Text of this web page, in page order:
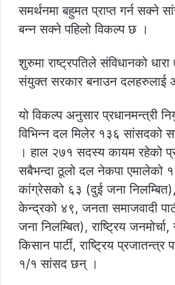
समर्थनमा बहुमत प्राप्त गर्न सक्ने
बन्न सक्ने पहिलो विकल्प छ ।
शुरुमा राष्ट्रपतिले संविधानको
संयुक्त सरकार बनाउन दलहरुलाई
यो विकल्प अनुसार प्रधानमन्त्री
विभिन्न दल मिलेर १३६ सांसदको
। हाल २७१ सदस्य कायम रहेको
सबैभन्दा ठूलो दल नेकपा एमालेको
कांग्रेसको ६३ (दुई जना
केन्द्रको ४९, जनता समाजवादी
जना निलम्बित), राष्ट्रिय
किसान पार्टी, राष्ट्रिय प्रजातन्त्र
१/१ सांसद छन् ।